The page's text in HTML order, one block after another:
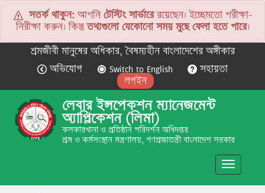
সতর্ক থাকুন: আপনিটেস্টিং সার্ভারেরয়েছেন। ইচ্ছেমতো পরীক্ষা-
নিরীক্ষা করুন। কিন্তুতথ্যগুলো যেকোনো সময় মুছে ফেলা হতে পারে।
শ্রমজীবী মানুষের অধিকার, বৈষম্যহীন বাংলাদেশের অঙ্গীকার
অভিযোগ
Switch to English
সহায়তা
লগইন
লেবার ইন্সপেকশন ম্যানেজমেন্ট
অ্যাপ্লিকেশন (লিমা)
কলকারখানা ও প্রতিষ্ঠান পরিদর্শন অধিদপ্তর
শ্রম ও কর্মসংস্থান মন্ত্রণালয়, গণপ্রজাতন্ত্রী বাংলাদেশ সরকার
Toggle